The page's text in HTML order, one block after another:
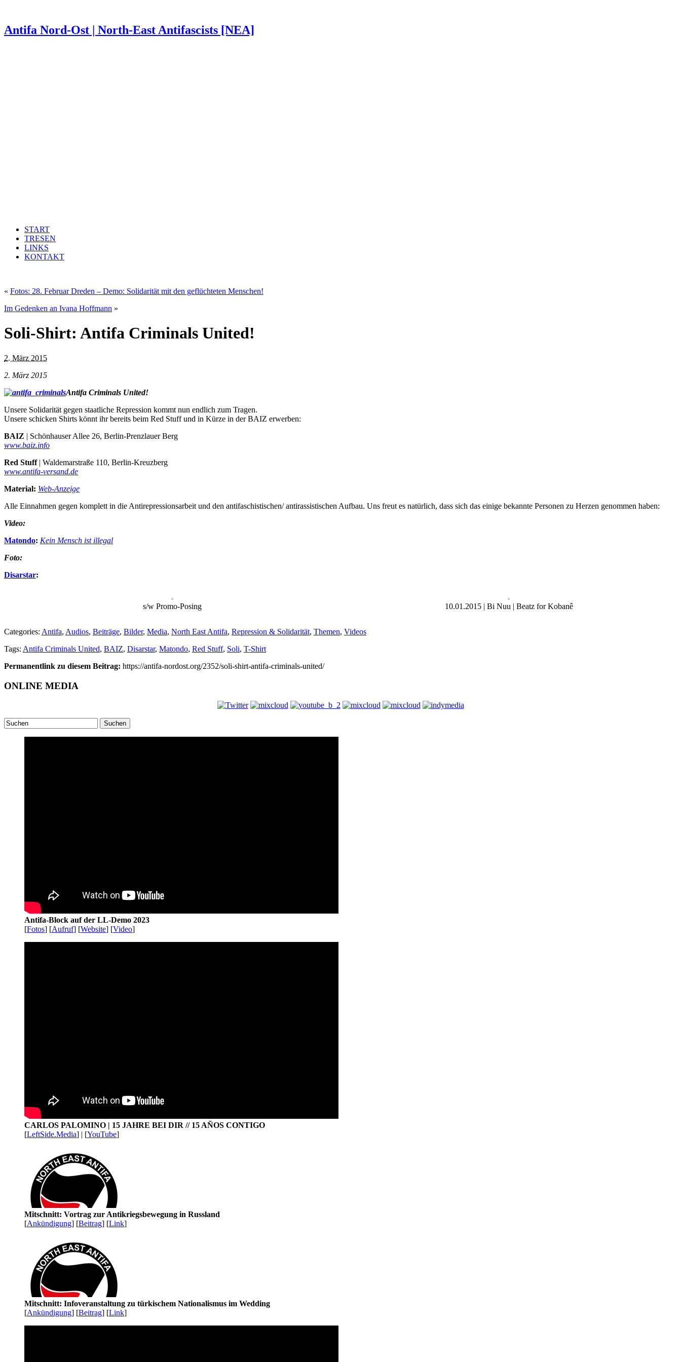
Antifa Nord-Ost | North-East Antifascists [NEA]
START
TRESEN
LINKS
KONTAKT
« Fotos: 28. Februar Dreden – Demo: Solidarität mit den geflüchteten Menschen!
Im Gedenken an Ivana Hoffmann »
Soli-Shirt: Antifa Criminals United!
2. März 2015
2. März 2015
Antifa Criminals United!
Unsere Solidarität gegen staatliche Repression kommt nun endlich zum Tragen.
Unsere schicken Shirts könnt ihr bereits beim Red Stuff und in Kürze in der BAIZ erwerben:
BAIZ | Schönhauser Allee 26, Berlin-Prenzlauer Berg
www.baiz.info
Red Stuff| Waldemarstraße 110, Berlin-Kreuzberg
www.antifa-versand.de
Material: Web-Anzeige
Alle Einnahmen gegen komplett in die Antirepressionsarbeit und den antifaschistischen/ antirassistischen Aufbau. Uns freut es natürlich, dass sich das einige bekannte Personen zu Herzen genommen haben:
Video:
Matondo: Kein Mensch ist illegal
Foto:
Disarstar:
s/w Promo-Posing 10.01.2015 | Bi Nuu | Beatz for Kobanê
Categories: Antifa, Audios, Beiträge, Bilder, Media, North East Antifa, Repression & Solidarität, Themen, Videos
Tags: Antifa Criminals United, BAIZ, Disarstar, Matondo, Red Stuff, Soli, T-Shirt
Permanentlink zu diesem Beitrag: https://antifa-nordost.org/2352/soli-shirt-antifa-criminals-united/
ONLINE MEDIA
Suchen
Antifa-Block auf der LL-Demo 2023
[Fotos] [Aufruf] [Website] [Video]
CARLOS PALOMINO | 15 JAHRE BEI DIR // 15 AÑOS CONTIGO
[LeftSide.Media] | [YouTube]
Mitschnitt: Vortrag zur Antikriegsbewegung in Russland
[Ankündigung] [Beitrag] [Link]
Mitschnitt: Infoveranstaltung zu türkischem Nationalismus im Wedding
[Ankündigung] [Beitrag] [Link]